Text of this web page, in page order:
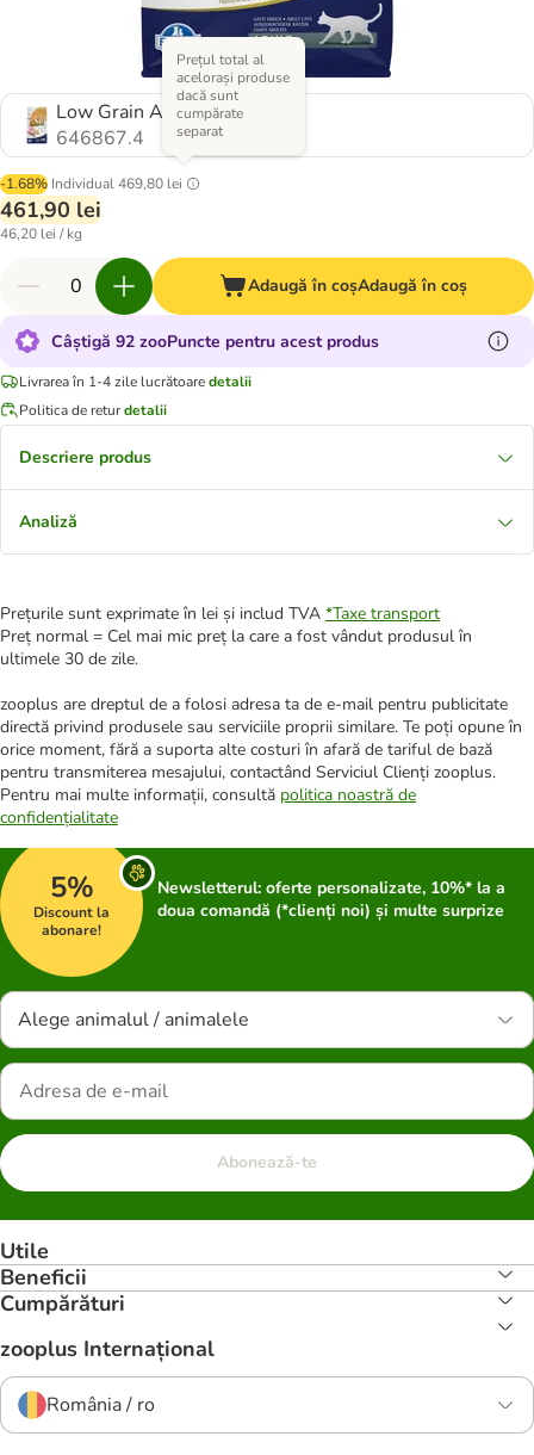
Low Grain Adult Miel și afine
646867.4
-1.68% Individual469,80 lei
Prețul total al
acelorași produse
dacă sunt
cumpărate
separat
461,90 lei
46,20 lei / kg
Adaugă în coșAdaugă în coș
Câștigă 92 zooPuncte pentru acest produs
Livrarea în 1-4 zile lucrătoaredetalii
Politica de returdetalii
Descriere produs
Analiză
Prețurile sunt exprimate în lei și includ TVA *Taxe transport
Preț normal = Cel mai mic preț la care a fost vândut produsul în
ultimele 30 de zile.
zooplus are dreptul de a folosi adresa ta de e-mail pentru publicitate
directă privind produsele sau serviciile proprii similare. Te poți opune în
orice moment, fără a suporta alte costuri în afară de tariful de bază
pentru transmiterea mesajului, contactând Serviciul Clienți zooplus.
Pentru mai multe informații, consultă politica noastră de
confidențialitate
5%
Discount la
abonare!
Newsletterul: oferte personalizate, 10%* la a
doua comandă (*clienți noi) și multe surprize
Alege animalul / animalele
Abonează-te
Utile
Beneficii
Cumpărături
zooplus Internațional
România / ro